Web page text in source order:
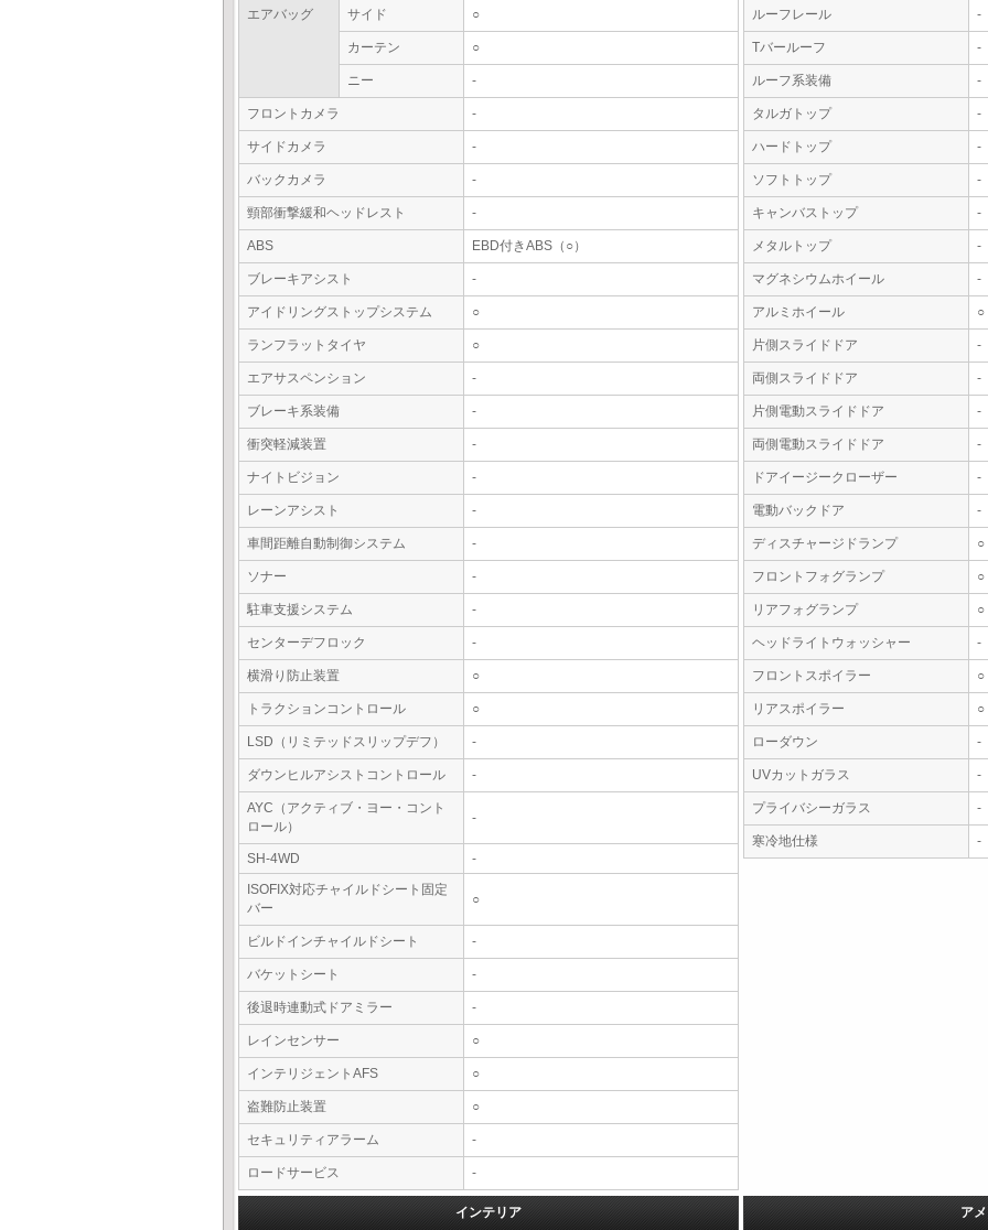
エアバッグ サイド ○
カーテン ○
ニー -
フロントカメラ -
サイドカメラ -
バックカメラ -
頸部衝撃緩和ヘッドレスト -
ABS EBD付きABS（○）
ブレーキアシスト -
アイドリングストップシステム ○
ランフラットタイヤ ○
エアサスペンション -
ブレーキ系装備 -
衝突軽減装置 -
ナイトビジョン -
レーンアシスト -
車間距離自動制御システム -
ソナー -
駐車支援システム -
センターデフロック -
横滑り防止装置 ○
トラクションコントロール ○
LSD（リミテッドスリップデフ） -
ダウンヒルアシストコントロール -
AYC（アクティブ・ヨー・コント
ロール）
-
SH-4WD
-
ISOFIX対応チャイルドシート固定
バー
○
ビルドインチャイルドシート -
バケットシート -
後退時連動式ドアミラー -
レインセンサー ○
インテリジェントAFS ○
盗難防止装置 ○
セキュリティアラーム -
ロードサービス -
ルーフレール -
Tバールーフ -
ルーフ系装備 -
タルガトップ -
ハードトップ -
ソフトトップ -
キャンバストップ -
メタルトップ -
マグネシウムホイール -
アルミホイール ○
片側スライドドア -
両側スライドドア -
片側電動スライドドア -
両側電動スライドドア -
ドアイージークローザー -
電動バックドア -
ディスチャージドランプ ○
フロントフォグランプ ○
リアフォグランプ ○
ヘッドライトウォッシャー -
フロントスポイラー ○
リアスポイラー ○
ローダウン -
UVカットガラス -
プライバシーガラス -
寒冷地仕様 -
インテリア ア